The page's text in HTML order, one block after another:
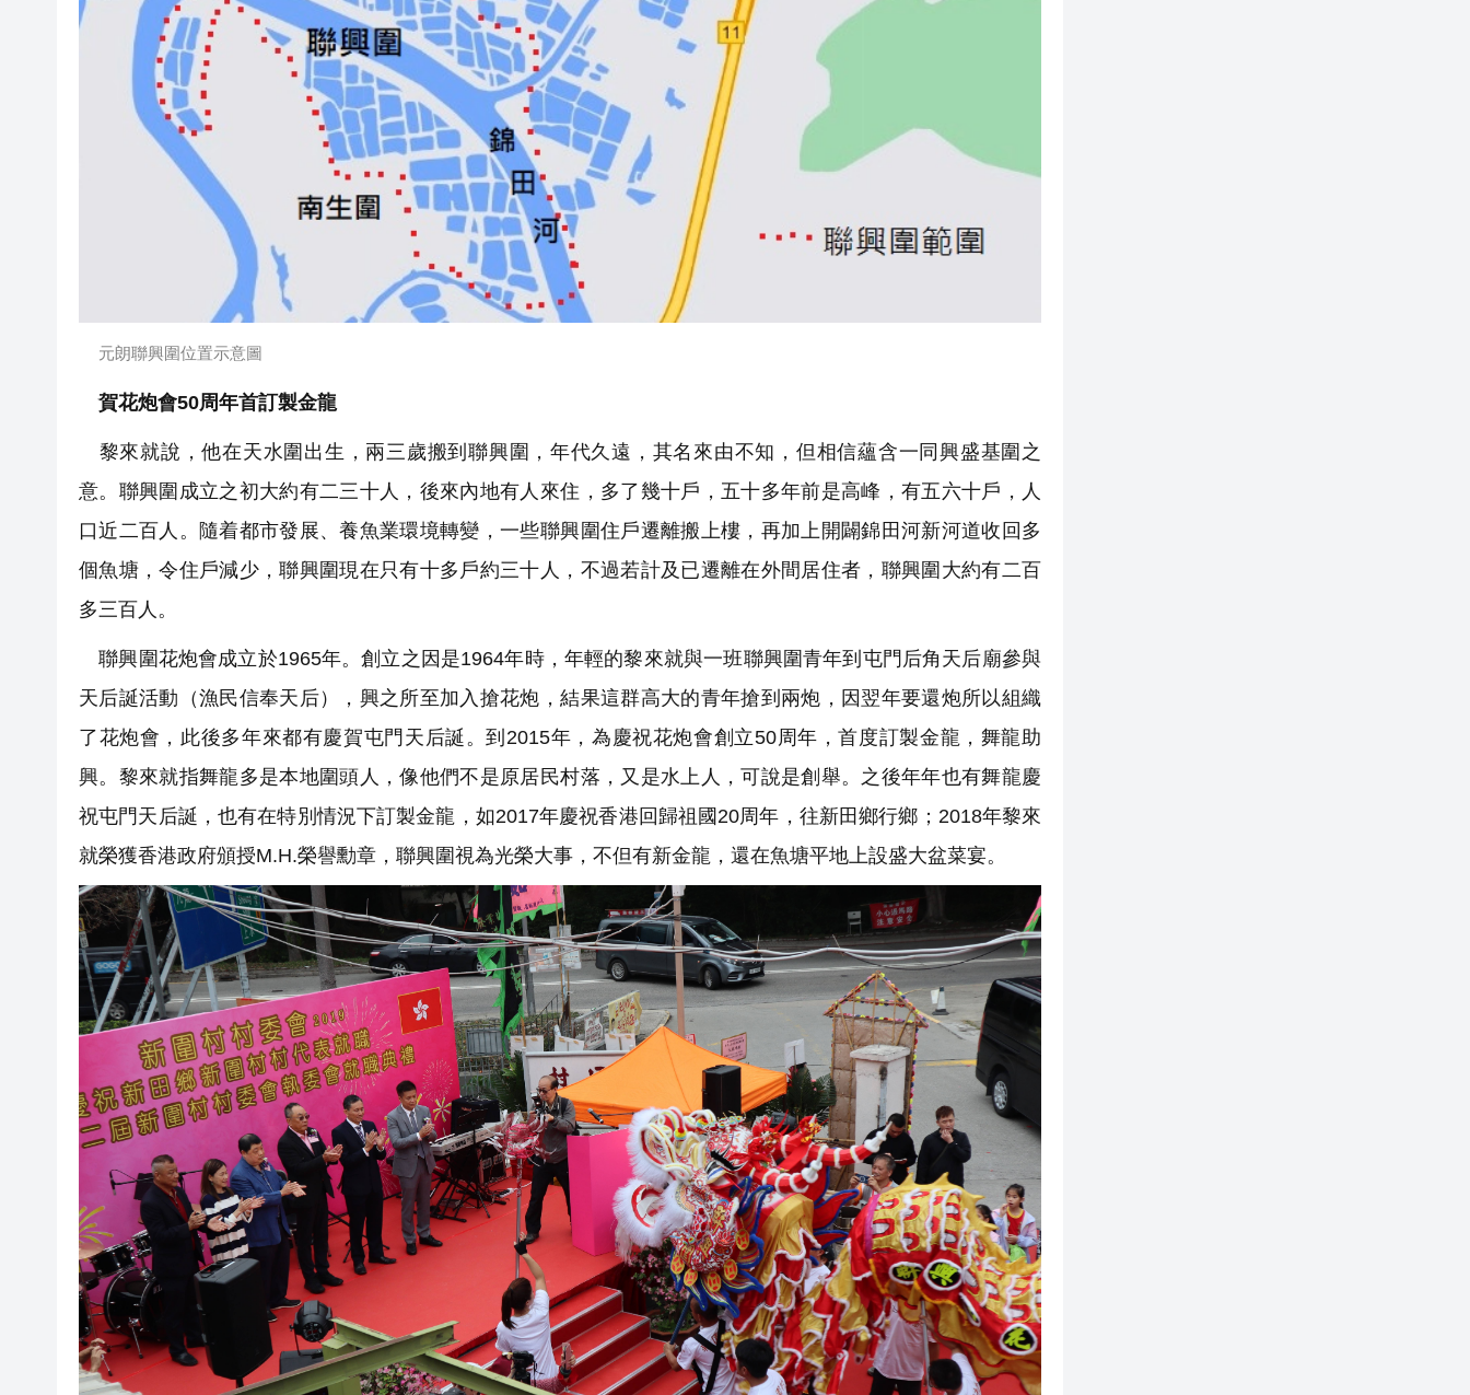
元朗聯興圍位置示意圖
賀花炮會50周年首訂製金龍
黎來就說，他在天水圍出生，兩三歲搬到聯興圍，年代久遠，其名來由不知，但相信蘊含一同興盛基圍之
意。聯興圍成立之初大約有二三十人，後來內地有人來住，多了幾十戶，五十多年前是高峰，有五六十戶，人
口近二百人。隨着都市發展、養魚業環境轉變，一些聯興圍住戶遷離搬上樓，再加上開闢錦田河新河道收回多
個魚塘，令住戶減少，聯興圍現在只有十多戶約三十人，不過若計及已遷離在外間居住者，聯興圍大約有二百
多三百人。
聯興圍花炮會成立於1965年。創立之因是1964年時，年輕的黎來就與一班聯興圍青年到屯門后角天后廟參與
天后誕活動（漁民信奉天后），興之所至加入搶花炮，結果這群高大的青年搶到兩炮，因翌年要還炮所以組織
了花炮會，此後多年來都有慶賀屯門天后誕。到2015年，為慶祝花炮會創立50周年，首度訂製金龍，舞龍助
興。黎來就指舞龍多是本地圍頭人，像他們不是原居民村落，又是水上人，可說是創舉。之後年年也有舞龍慶
祝屯門天后誕，也有在特別情況下訂製金龍，如2017年慶祝香港回歸祖國20周年，往新田鄉行鄉；2018年黎來
就榮獲香港政府頒授M.H.榮譽勳章，聯興圍視為光榮大事，不但有新金龍，還在魚塘平地上設盛大盆菜宴。